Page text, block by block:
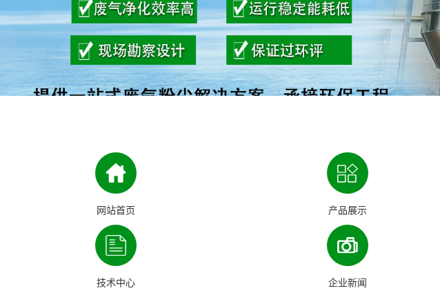
网站首页 产品展示
技术中心 企业新闻